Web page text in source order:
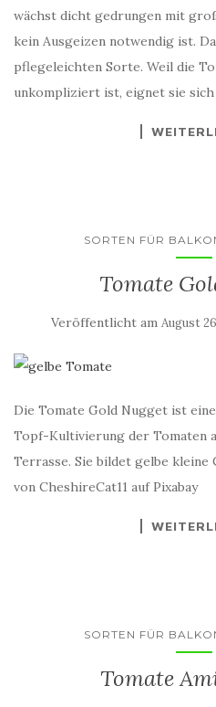
wächst dicht gedrungen mit
kein Ausgeizen notwendig ist.
pflegeleichten Sorte. Weil die
unkompliziert ist, eignet sie
SORTEN FÜR
Tomate
Veröffentlicht am August
Die Tomate Gold Nugget ist
Topf-Kultivierung der Tomaten
Terrasse. Sie bildet gelbe
von CheshireCat11 auf Pixabay
SORTEN FÜR
Tomate